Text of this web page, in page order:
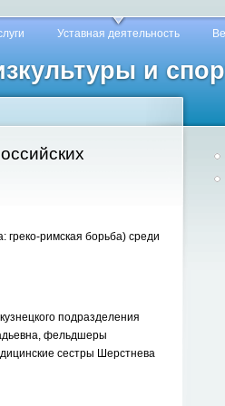
и
Уставная деятельность
греко-римская борьба) среди
подразделения
фельдшеры
сестры Шерстнева